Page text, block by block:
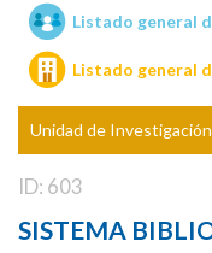
Unidades de
Listado general
Listado general
Unidad de Investigación
ID: 603
SISTEMA